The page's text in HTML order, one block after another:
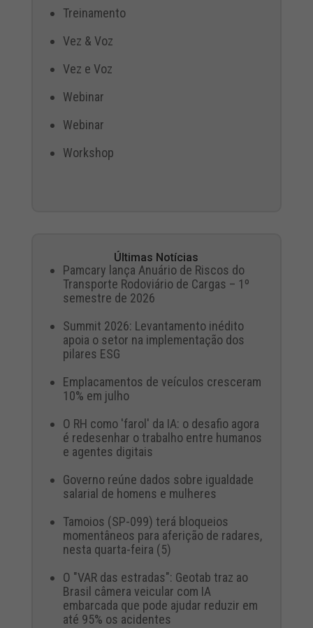
Treinamento
Vez & Voz
Vez e Voz
Webinar
Webinar
Workshop
Últimas Notícias
Pamcary lança Anuário de Riscos do
Transporte Rodoviário de Cargas – 1º
semestre de 2026
Summit 2026: Levantamento inédito
apoia o setor na implementação dos
pilares ESG
Emplacamentos de veículos cresceram
10% em julho
O RH como 'farol' da IA: o desafio agora
é redesenhar o trabalho entre humanos
e agentes digitais
Governo reúne dados sobre igualdade
salarial de homens e mulheres
Tamoios (SP-099) terá bloqueios
momentâneos para aferição de radares,
nesta quarta-feira (5)
O "VAR das estradas": Geotab traz ao
Brasil câmera veicular com IA
embarcada que pode ajudar reduzir em
até 95% os acidentes